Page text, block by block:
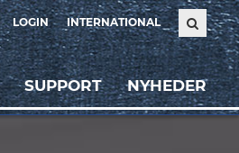
LOGIN INTERNATIONAL
SUPPORT NYHEDER